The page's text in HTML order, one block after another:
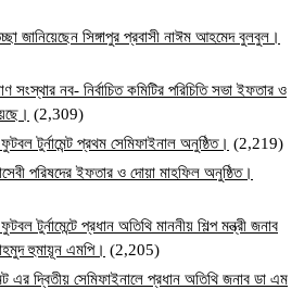
জানিয়েছেন সিঙ্গাপুর প্রবাসী নাঈম আহমেদ বুলবুল।
সংস্থার নব- নির্বাচিত কমিটির পরিচিতি সভা ইফতার ও
(2,309)
টুর্নামেন্ট প্রথম সেমিফাইনাল অনুষ্ঠিত। (2,219)
পরিষদের ইফতার ও দোয়া মাহফিল অনুষ্ঠিত।
টুর্নামেন্টে প্রধান অতিথি মাননীয় শিল্প মন্ত্রী জনাব
হুমায়ূন এমপি। (2,205)
এর দ্বিতীয় সেমিফাইনালে প্রধান অতিথি জনাব ডা এম